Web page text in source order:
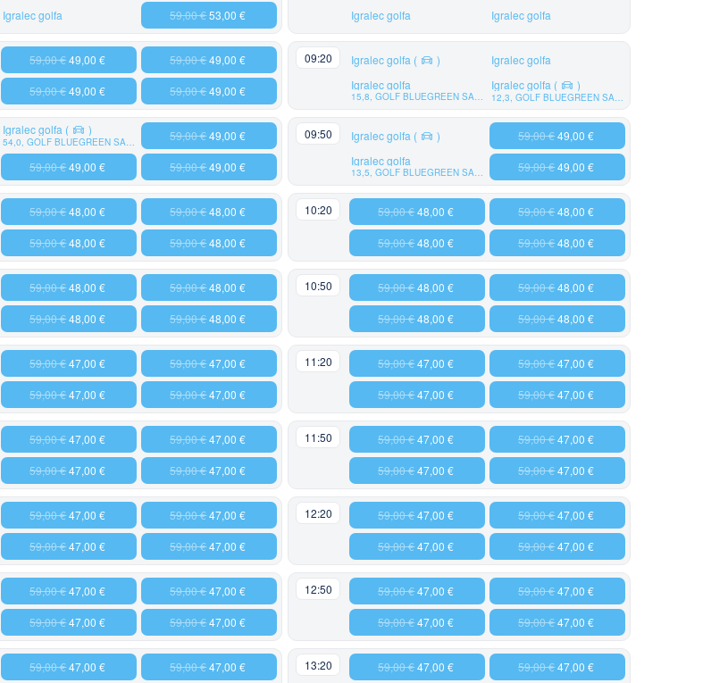
Igralec golfa 59,00 €53,00 € Igralec golfa Igralec golfa
59,00 €49,00 €
59,00 €49,00 €
59,00 €49,00 €
59,00 €49,00 €
09:20 Igralec golfa (
)
Igralec golfa
15,8, GOLF BLUEGREEN SAINT ETIENNE
Igralec golfa
Igralec golfa ( )
12,3, GOLF BLUEGREEN SAINT ETIENNE
Igralec golfa ( )
54,0, GOLF BLUEGREEN SAINT ETIENNE
59,00 €49,00 €
59,00 €49,00 €
59,00 €49,00 €
09:50 Igralec golfa (
)
Igralec golfa
13,5, GOLF BLUEGREEN SAINT ETIENNE
59,00 €49,00 €
59,00 €49,00 €
59,00 €48,00 €
59,00 €48,00 €
59,00 €48,00 €
59,00 €48,00 €
10:20 59,00 €48,00 €
59,00 €48,00 €
59,00 €48,00 €
59,00 €48,00 €
59,00 €48,00 €
59,00 €48,00 €
59,00 €48,00 €
59,00 €48,00 €
10:50 59,00 €48,00 €
59,00 €48,00 €
59,00 €48,00 €
59,00 €48,00 €
59,00 €47,00 €
59,00 €47,00 €
59,00 €47,00 €
59,00 €47,00 €
11:20 59,00 €47,00 €
59,00 €47,00 €
59,00 €47,00 €
59,00 €47,00 €
59,00 €47,00 €
59,00 €47,00 €
59,00 €47,00 €
59,00 €47,00 €
11:50 59,00 €47,00 €
59,00 €47,00 €
59,00 €47,00 €
59,00 €47,00 €
59,00 €47,00 €
59,00 €47,00 €
59,00 €47,00 €
59,00 €47,00 €
12:20 59,00 €47,00 €
59,00 €47,00 €
59,00 €47,00 €
59,00 €47,00 €
59,00 €47,00 €
59,00 €47,00 €
59,00 €47,00 €
59,00 €47,00 €
12:50 59,00 €47,00 €
59,00 €47,00 €
59,00 €47,00 €
59,00 €47,00 €
59,00 €47,00 € 59,00 €47,00 € 13:20 59,00 €47,00 € 59,00 €47,00 €